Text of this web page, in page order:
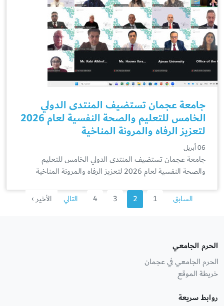
جامعة عجمان تستضيف المنتدى الدولي
الخامس للتعليم والصحة النفسية لعام 2026
لتعزيز الرفاه والمرونة المناخية
06 أبريل
جامعة عجمان تستضيف المنتدى الدولي الخامس للتعليم
والصحة النفسية لعام 2026 لتعزيز الرفاه والمرونة المناخية
السابق 1
2
3
4 التالي الأخير ›
الحرم الجامعي
الحرم الجامعي في عجمان
خريطة الموقع
روابط سريعة